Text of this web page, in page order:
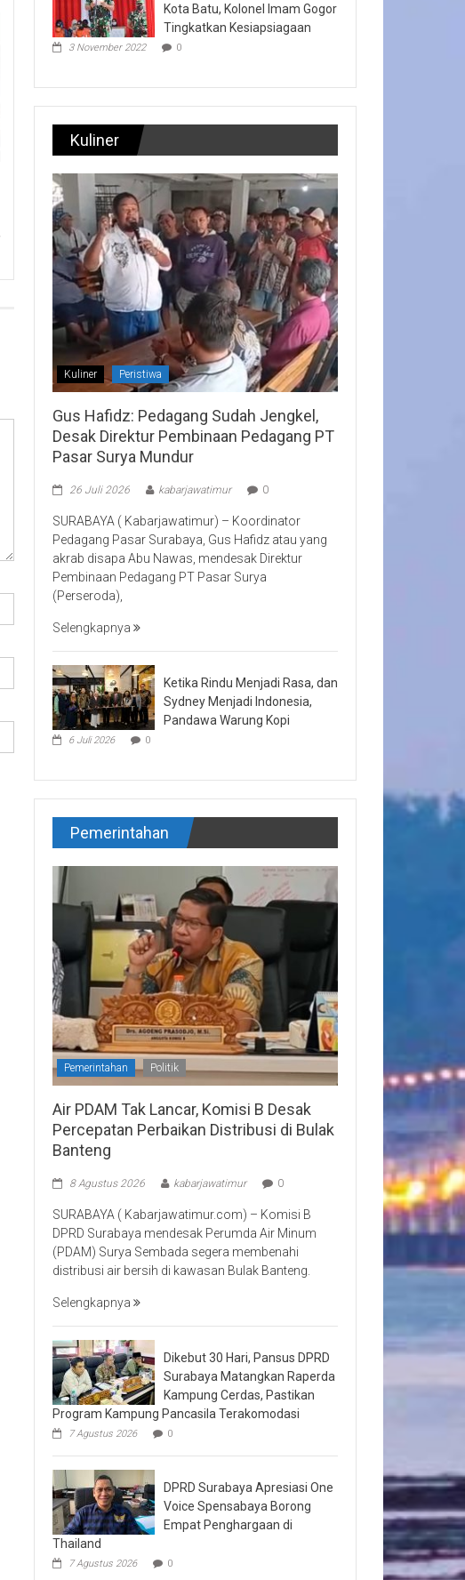
Kota Batu, Kolonel Imam Gogor
Tingkatkan Kesiapsiagaan
3 November 2022 0
Kuliner
Kuliner Peristiwa
Gus Hafidz: Pedagang Sudah Jengkel,
Desak Direktur Pembinaan Pedagang PT
Pasar Surya Mundur
26 Juli 2026 kabarjawatimur 0
SURABAYA ( Kabarjawatimur) – Koordinator
Pedagang Pasar Surabaya, Gus Hafidz atau yang
akrab disapa Abu Nawas, mendesak Direktur
Pembinaan Pedagang PT Pasar Surya
(Perseroda),
Selengkapnya
Ketika Rindu Menjadi Rasa, dan
Sydney Menjadi Indonesia,
Pandawa Warung Kopi
6 Juli 2026 0
Pemerintahan
Pemerintahan Politik
Air PDAM Tak Lancar, Komisi B Desak
Percepatan Perbaikan Distribusi di Bulak
Banteng
8 Agustus 2026 kabarjawatimur 0
SURABAYA ( Kabarjawatimur.com) – Komisi B
DPRD Surabaya mendesak Perumda Air Minum
(PDAM) Surya Sembada segera membenahi
distribusi air bersih di kawasan Bulak Banteng.
Selengkapnya
Dikebut 30 Hari, Pansus DPRD
Surabaya Matangkan Raperda
Kampung Cerdas, Pastikan
Program Kampung Pancasila Terakomodasi
7 Agustus 2026 0
DPRD Surabaya Apresiasi One
Voice Spensabaya Borong
Empat Penghargaan di
Thailand
7 Agustus 2026 0